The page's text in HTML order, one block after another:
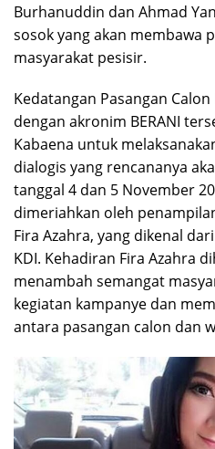
Burhanuddin dan Ahmad
sosok yang akan membawa
masyarakat pesisir.
Kedatangan Pasangan
dengan akronim BERANI
Kabaena untuk
dialogis yang rencananya
tanggal 4 dan 5 November
dimeriahkan oleh
Fira Azahra, yang dikenal
KDI. Kehadiran Fira Azahra
menambah semangat
kegiatan kampanye dan
antara pasangan calon dan